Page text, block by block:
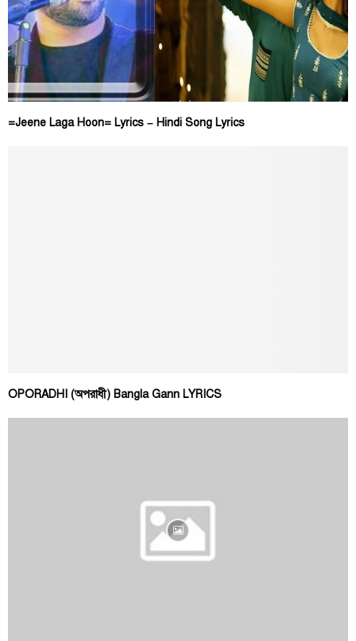
=Jeene Laga Hoon= Lyrics – Hindi Song Lyrics
OPORADHI (অপরাধী) Bangla Gann LYRICS